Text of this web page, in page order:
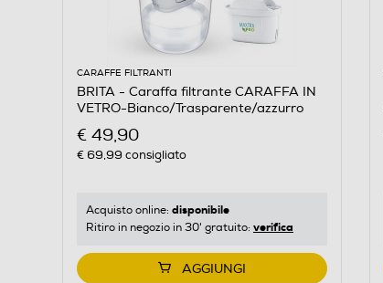
CARAFFE FILTRANTI
BRITA - Caraffa filtrante CARAFFA IN
VETRO-Bianco/Trasparente/azzurro
€ 49,90
€ 69,99 consigliato
Acquisto online: disponibile
Ritiro in negozio in 30' gratuito: verifica
AGGIUNGI